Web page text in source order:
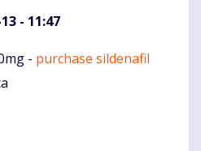
- 11:47
- purchase sildenafil